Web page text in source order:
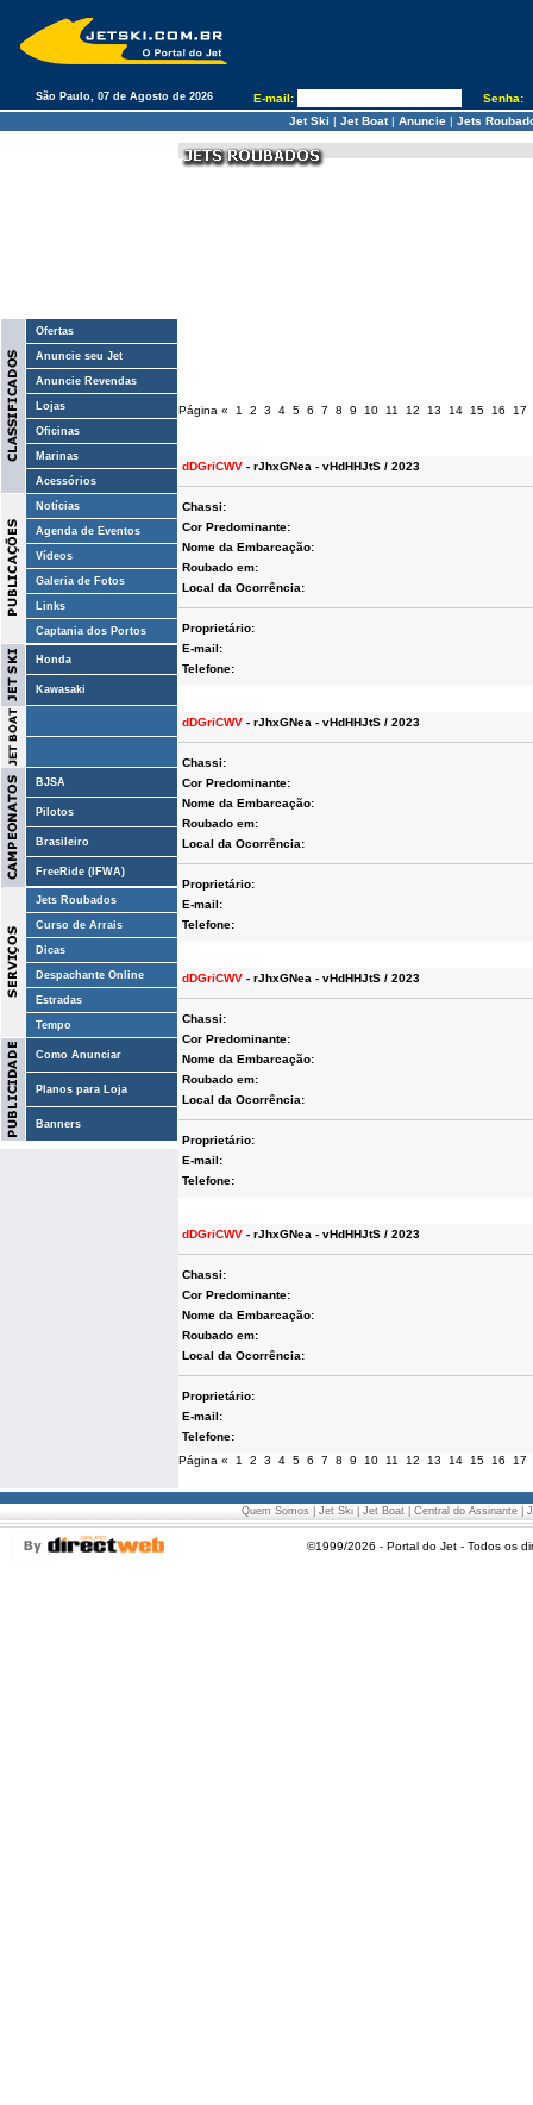
São Paulo, 07 de Agosto de 2026 E-mail:
Senha:
Jet Ski | Jet Boat| Anuncie| Jets
Ofertas
Anuncie seu Jet
Anuncie Revendas
Lojas
Oficinas
Marinas
Acessórios
Notícias
Agenda de Eventos
Vídeos
Galeria de Fotos
Links
Captania dos Portos
Honda
Kawasaki
BJSA
Pilotos
Brasileiro
FreeRide (IFWA)
Jets Roubados
Curso de Arrais
Dicas
Despachante Online
Estradas
Tempo
Como Anunciar
Planos para Loja
Banners
Página « 1 2 3 4 5 6 7 8 9 10 11 12 13 14 15 16 17
dDGriCWV - rJhxGNea - vHdHHJtS / 2023
Chassi:
Cor Predominante:
Nome da Embarcação:
Roubado em:
Local da Ocorrência:
Proprietário:
E-mail:
Telefone:
dDGriCWV - rJhxGNea - vHdHHJtS / 2023
Chassi:
Cor Predominante:
Nome da Embarcação:
Roubado em:
Local da Ocorrência:
Proprietário:
E-mail:
Telefone:
dDGriCWV - rJhxGNea - vHdHHJtS / 2023
Chassi:
Cor Predominante:
Nome da Embarcação:
Roubado em:
Local da Ocorrência:
Proprietário:
E-mail:
Telefone:
dDGriCWV - rJhxGNea - vHdHHJtS / 2023
Chassi:
Cor Predominante:
Nome da Embarcação:
Roubado em:
Local da Ocorrência:
Proprietário:
E-mail:
Telefone:
Página « 1 2 3 4 5 6 7 8 9 10 11 12 13 14 15 16 17
Quem Somos Jet Ski Jet Boat Central do Assinante
©1999/2026 - Portal do Jet - Todos os